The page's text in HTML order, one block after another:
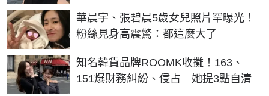
華晨宇、張碧晨5歲女兒照片罕曝光！
粉絲見身高震驚：都這麼大了
知名韓貨品牌ROOMK收攤！163、
151爆財務糾紛、侵占 她提3點自清